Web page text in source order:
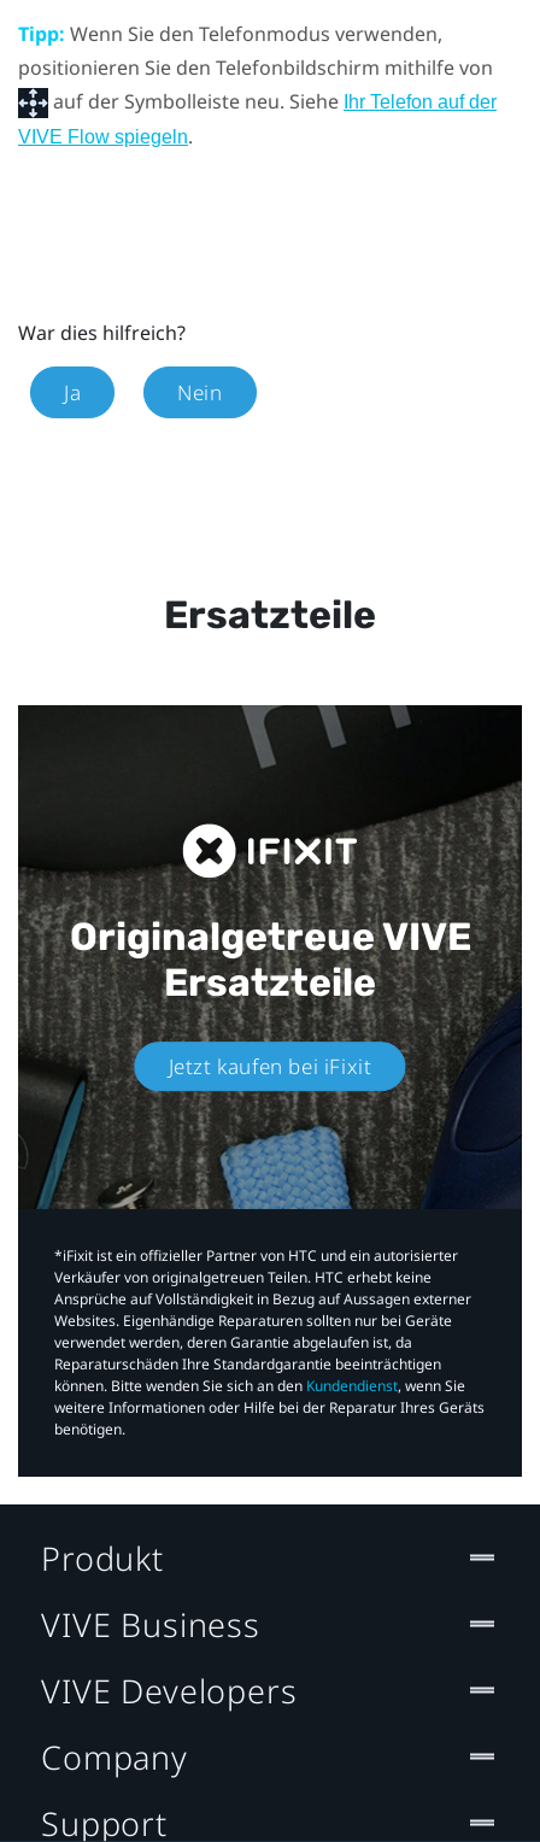
Tipp: Wenn Sie den Telefonmodus verwenden,
positionieren Sie den Telefonbildschirm mithilfe von
auf der Symbolleiste neu. Siehe Ihr Telefon auf der
VIVE Flow spiegeln.
War dies hilfreich?
Ja Nein
Ersatzteile
Originalgetreue VIVE
Ersatzteile
Jetzt kaufen bei iFixit​
*iFixit ist ein offizieller Partner von HTC und ein autorisierter
Verkäufer von originalgetreuen Teilen. HTC erhebt keine
Ansprüche auf Vollständigkeit in Bezug auf Aussagen externer
Websites. Eigenhändige Reparaturen sollten nur bei Geräte
verwendet werden, deren Garantie abgelaufen ist, da
Reparaturschäden Ihre Standardgarantie beeinträchtigen
können. Bitte wenden Sie sich an den Kundendienst, wenn Sie
weitere Informationen oder Hilfe bei der Reparatur Ihres Geräts
benötigen.​
Produkt
VIVE Business
VIVE Developers
Company
Support